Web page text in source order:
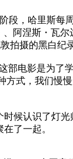
哈里斯每周
阿涅斯・瓦
拍摄的黑白纪
部电影是为
式，我们慢
候认识了灯
了一起。